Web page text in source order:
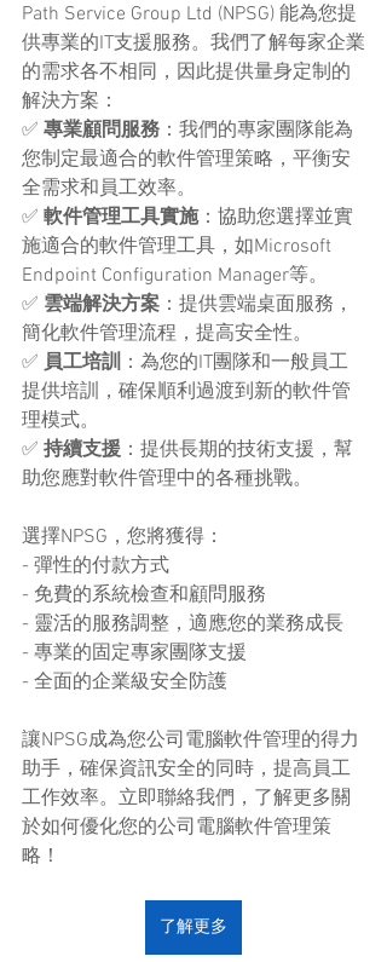
Path Service Group Ltd (NPSG) 能為您提
供專業的IT支援服務。我們了解每家企業
的需求各不相同，因此提供量身定制的
解決方案：
✅ 專業顧問服務 ：我們的專家團隊能為
您制定最適合的軟件管理策略，平衡安
全需求和員工效率。
✅ 軟件管理工具實施：協助您選擇並實
施適合的軟件管理工具，如Microsoft
Endpoint Configuration Manager等。
✅ 雲端解決方案 ：提供雲端桌面服務，
簡化軟件管理流程，提高安全性。
✅ 員工培訓 ：為您的IT團隊和一般員工
提供培訓，確保順利過渡到新的軟件管
理模式。
✅ 持續支援 ：提供長期的技術支援，幫
助您應對軟件管理中的各種挑戰。
選擇NPSG，您將獲得：
- 彈性的付款方式
- 免費的系統檢查和顧問服務
- 靈活的服務調整，適應您的業務成長
- 專業的固定專家團隊支援
- 全面的企業級安全防護
讓NPSG成為您公司電腦軟件管理的得力
助手，確保資訊安全的同時，提高員工
工作效率。立即聯絡我們，了解更多關
於如何優化您的公司電腦軟件管理策
略！
了解更多